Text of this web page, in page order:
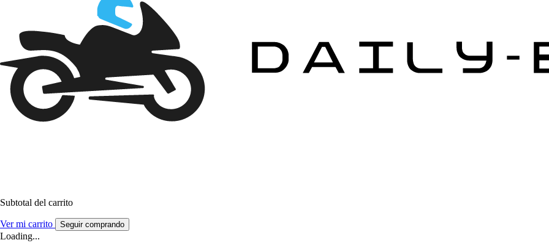
Subtotal del carrito
Ver mi carrito Seguir comprando
Loading...